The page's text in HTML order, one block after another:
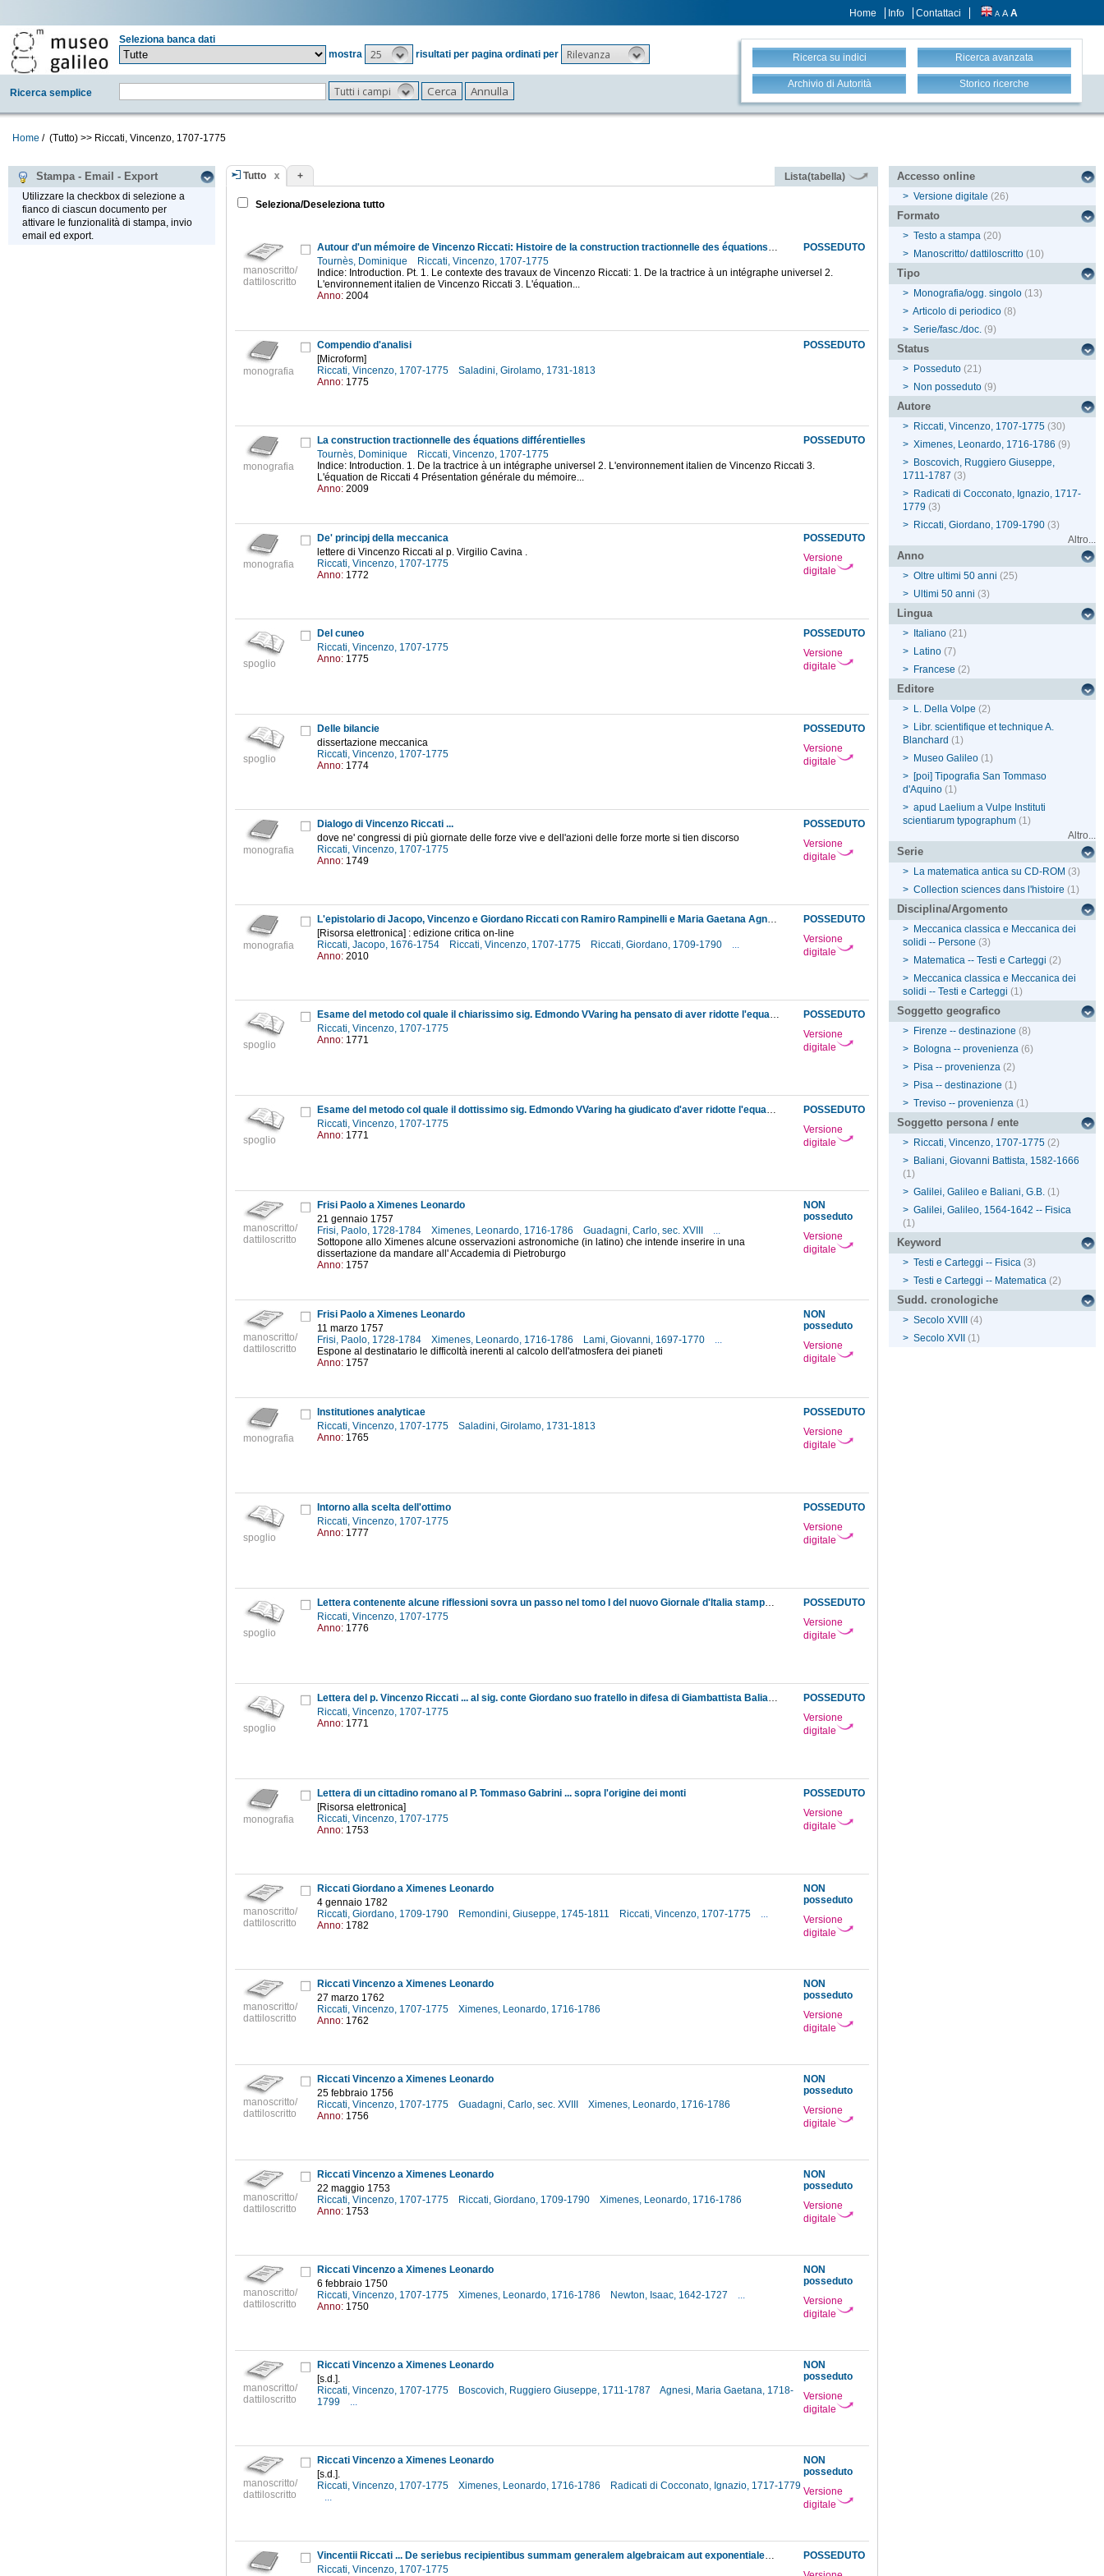
Home Info Contattaci A A A
Seleziona banca dati
mostra
25 risultati per pagina ordinati per Rilevanza
Ricerca semplice Tutti i campi
Ricerca su indici Ricerca avanzata
Archivio di Autorità Storico ricerche
Home / (Tutto) >> Riccati, Vincenzo, 1707-1775
Stampa - Email - Export
Utilizzare la checkbox di selezione a
fianco di ciascun documento per
attivare le funzionalità di stampa, invio
email ed export.
Tutto + Lista(tabella)
Seleziona/Deseleziona tutto
manoscritto/
dattiloscritto
POSSEDUTO
Autour d'un mémoire de Vincenzo Riccati: Histoire de la construction tractionnelle des équations différentielles
Tournès, Dominique
Riccati, Vincenzo, 1707-1775
Indice: Introduction. Pt. 1. Le contexte des travaux de Vincenzo Riccati: 1. De la tractrice à un intégraphe universel 2.
L'environnement italien de Vincenzo Riccati 3. L'équation...
Anno: 2004
monografia
POSSEDUTO
Compendio d'analisi
[Microform]
Riccati, Vincenzo, 1707-1775
Saladini, Girolamo, 1731-1813
Anno: 1775
monografia
POSSEDUTO
La construction tractionnelle des équations différentielles
Tournès, Dominique
Riccati, Vincenzo, 1707-1775
Indice: Introduction. 1. De la tractrice à un intégraphe universel 2. L'environnement italien de Vincenzo Riccati 3.
L'équation de Riccati 4 Présentation générale du mémoire...
Anno: 2009
monografia
POSSEDUTO
Versione
digitale
De' principj della meccanica
lettere di Vincenzo Riccati al p. Virgilio Cavina .
Riccati, Vincenzo, 1707-1775
Anno: 1772
spoglio
POSSEDUTO
Versione
digitale
Del cuneo
Riccati, Vincenzo, 1707-1775
Anno: 1775
spoglio
POSSEDUTO
Versione
digitale
Delle bilancie
dissertazione meccanica
Riccati, Vincenzo, 1707-1775
Anno: 1774
monografia
POSSEDUTO
Versione
digitale
Dialogo di Vincenzo Riccati ...
dove ne' congressi di più giornate delle forze vive e dell'azioni delle forze morte si tien discorso
Riccati, Vincenzo, 1707-1775
Anno: 1749
monografia
POSSEDUTO
Versione
digitale
L'epistolario di Jacopo, Vincenzo e Giordano Riccati con Ramiro Rampinelli e Maria Gaetana Agnesi, 1727-1758
[Risorsa elettronica] : edizione critica on-line
Riccati, Jacopo, 1676-1754
Riccati, Vincenzo, 1707-1775 Riccati, Giordano, 1709-1790
...
Anno: 2010
spoglio
POSSEDUTO
Versione
digitale
Esame del metodo col quale il chiarissimo sig. Edmondo VVaring ha pensato di aver ridotte l'equazioni del quinto grado a quelle del terzo
Riccati, Vincenzo, 1707-1775
Anno: 1771
spoglio
POSSEDUTO
Versione
digitale
Esame del metodo col quale il dottissimo sig. Edmondo VVaring ha giudicato d'aver ridotte l'equazioni del sesto grado a quelle del terzo
Riccati, Vincenzo, 1707-1775
Anno: 1771
manoscritto/
dattiloscritto
NON
posseduto
Versione
digitale
Frisi Paolo a Ximenes Leonardo
21 gennaio 1757
Frisi, Paolo, 1728-1784
Ximenes, Leonardo, 1716-1786 Guadagni, Carlo, sec. XVIII
...
Sottopone allo Ximenes alcune osservazioni astronomiche (in latino) che intende inserire in una
dissertazione da mandare all' Accademia di Pietroburgo
Anno: 1757
manoscritto/
dattiloscritto
NON
posseduto
Versione
digitale
Frisi Paolo a Ximenes Leonardo
11 marzo 1757
Frisi, Paolo, 1728-1784
Ximenes, Leonardo, 1716-1786 Lami, Giovanni, 1697-1770
...
Espone al destinatario le difficoltà inerenti al calcolo dell'atmosfera dei pianeti
Anno: 1757
monografia
POSSEDUTO
Versione
digitale
Institutiones analyticae
Riccati, Vincenzo, 1707-1775
Saladini, Girolamo, 1731-1813
Anno: 1765
spoglio
POSSEDUTO
Versione
digitale
Intorno alla scelta dell'ottimo
Riccati, Vincenzo, 1707-1775
Anno: 1777
spoglio
POSSEDUTO
Versione
digitale
Lettera contenente alcune riflessioni sovra un passo nel tomo I del nuovo Giornale d'Italia stampato in Modena
Riccati, Vincenzo, 1707-1775
Anno: 1776
spoglio
POSSEDUTO
Versione
digitale
Lettera del p. Vincenzo Riccati ... al sig. conte Giordano suo fratello in difesa di Giambattista Baliani cavalier genovese
Riccati, Vincenzo, 1707-1775
Anno: 1771
monografia
POSSEDUTO
Versione
digitale
Lettera di un cittadino romano al P. Tommaso Gabrini ... sopra l'origine dei monti
[Risorsa elettronica]
Riccati, Vincenzo, 1707-1775
Anno: 1753
manoscritto/
dattiloscritto
NON
posseduto
Versione
digitale
Riccati Giordano a Ximenes Leonardo
4 gennaio 1782
Riccati, Giordano, 1709-1790
Remondini, Giuseppe, 1745-1811 Riccati, Vincenzo, 1707-1775
...
Anno: 1782
manoscritto/
dattiloscritto
NON
posseduto
Versione
digitale
Riccati Vincenzo a Ximenes Leonardo
27 marzo 1762
Riccati, Vincenzo, 1707-1775
Ximenes, Leonardo, 1716-1786
Anno: 1762
manoscritto/
dattiloscritto
NON
posseduto
Versione
digitale
Riccati Vincenzo a Ximenes Leonardo
25 febbraio 1756
Riccati, Vincenzo, 1707-1775
Guadagni, Carlo, sec. XVIII
Ximenes, Leonardo, 1716-1786
Anno: 1756
manoscritto/
dattiloscritto
NON
posseduto
Versione
digitale
Riccati Vincenzo a Ximenes Leonardo
22 maggio 1753
Riccati, Vincenzo, 1707-1775
Riccati, Giordano, 1709-1790
Ximenes, Leonardo, 1716-1786
Anno: 1753
manoscritto/
dattiloscritto
NON
posseduto
Versione
digitale
Riccati Vincenzo a Ximenes Leonardo
6 febbraio 1750
Riccati, Vincenzo, 1707-1775
Ximenes, Leonardo, 1716-1786 Newton, Isaac, 1642-1727
...
Anno: 1750
manoscritto/
dattiloscritto
NON
posseduto
Versione
digitale
Riccati Vincenzo a Ximenes Leonardo
[s.d.].
Riccati, Vincenzo, 1707-1775
Boscovich, Ruggiero Giuseppe, 1711-1787
Agnesi, Maria Gaetana, 1718-
1799
...
manoscritto/
dattiloscritto
NON
posseduto
Versione
digitale
Riccati Vincenzo a Ximenes Leonardo
[s.d.].
Riccati, Vincenzo, 1707-1775
Ximenes, Leonardo, 1716-1786
Radicati di Cocconato, Ignazio, 1717-1779
...
POSSEDUTO
Vincentii Riccati ... De seriebus recipientibus summam generalem algebraicam aut exponentialem commentarius.
Riccati, Vincenzo, 1707-1775
Accesso online
> Versione digitale (26)
Formato
> Testo a stampa (20)
> Manoscritto/ dattiloscritto (10)
Tipo
> Monografia/ogg. singolo (13)
> Articolo di periodico (8)
> Serie/fasc./doc. (9)
Status
> Posseduto (21)
> Non posseduto (9)
Autore
> Riccati, Vincenzo, 1707-1775 (30)
> Ximenes, Leonardo, 1716-1786 (9)
> Boscovich, Ruggiero Giuseppe,
1711-1787 (3)
> Radicati di Cocconato, Ignazio, 1717-
1779 (3)
> Riccati, Giordano, 1709-1790 (3)
Altro...
Anno
> Oltre ultimi 50 anni (25)
> Ultimi 50 anni (3)
Lingua
> Italiano (21)
> Latino (7)
> Francese (2)
Editore
> L. Della Volpe (2)
> Libr. scientifique et technique A.
Blanchard (1)
> Museo Galileo (1)
> [poi] Tipografia San Tommaso
d'Aquino (1)
> apud Laelium a Vulpe Instituti
scientiarum typographum (1)
Altro...
Serie
> La matematica antica su CD-ROM (3)
> Collection sciences dans l'histoire (1)
Disciplina/Argomento
> Meccanica classica e Meccanica dei
solidi -- Persone (3)
> Matematica -- Testi e Carteggi (2)
> Meccanica classica e Meccanica dei
solidi -- Testi e Carteggi (1)
Soggetto geografico
> Firenze -- destinazione (8)
> Bologna -- provenienza (6)
> Pisa -- provenienza (2)
> Pisa -- destinazione (1)
> Treviso -- provenienza (1)
Soggetto persona / ente
> Riccati, Vincenzo, 1707-1775 (2)
> Baliani, Giovanni Battista, 1582-1666
(1)
> Galilei, Galileo e Baliani, G.B. (1)
> Galilei, Galileo, 1564-1642 -- Fisica
(1)
Keyword
> Testi e Carteggi -- Fisica (3)
> Testi e Carteggi -- Matematica (2)
Sudd. cronologiche
> Secolo XVIII
(4)
> Secolo XVII (1)